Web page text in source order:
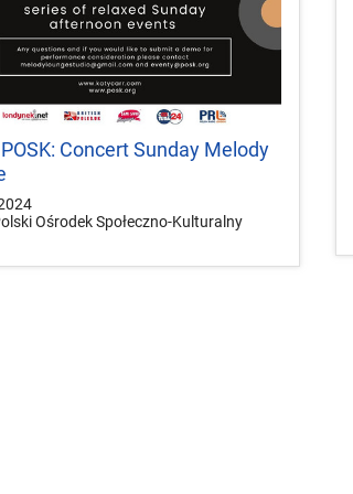
Concert Sunday Melody
Ośrodek Społeczno-Kulturalny